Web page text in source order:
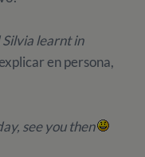
learnt in
en persona,
see you then